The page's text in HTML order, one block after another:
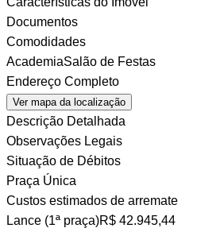
Documentos
Comodidades
AcademiaSalão de Festas
Endereço Completo
Ver mapa da localização
Descrição Detalhada
Observações Legais
Situação de Débitos
Praça Única
Custos estimados de arremate
Lance (1ª praça)R$ 42.945,44